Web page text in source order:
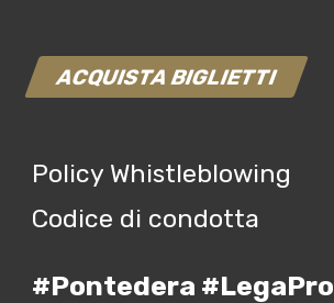
ACQUISTA BIGLIETTI
Policy Whistleblowing
Codice di condotta
#Pontedera #LegaPro